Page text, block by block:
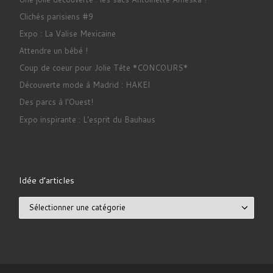
Clichés parisiens #9
Expo : La Valise Mexicaine
Attendre un bébé !
Coup de coeur pour Jolie Tête *CONCOURS*
Découverte mode à Madrid : HAKEI
Des parcs à l'Ouest!
Expo inspirante : L'esprit du Bauhaus
Idée d’articles